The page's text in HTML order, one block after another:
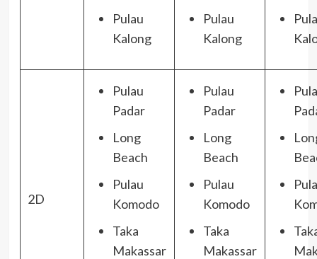
Pulau
Kalong
Pulau
Kalong
2D
Pulau
Padar
Long
Beach
Pulau
Komodo
Taka
Makassar
Pulau
Padar
Long
Beach
Pulau
Komodo
Taka
Makassar